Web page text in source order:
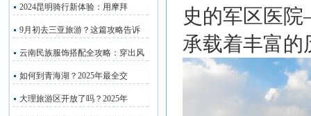
2024昆明骑行新体验：用摩拜
9月初去三亚旅游？这篇攻略告诉
云南民族服饰搭配全攻略：穿出风
如何到青海湖？2025年最全交
大理旅游区开放了吗？2025年
史的军区医
承载着丰富的